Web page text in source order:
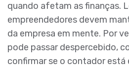
quando afetam as finanças.
empreendedores devem
da empresa em mente. Por
pode passar despercebido,
confirmar se o contador